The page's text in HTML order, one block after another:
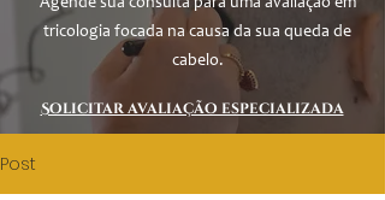
Agende sua consulta para uma avaliação em
tricologia focada na causa da sua queda de
cabelo.
Solicitar avaliação especializada
Post